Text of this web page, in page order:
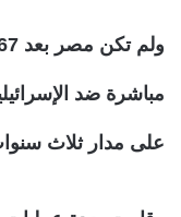
مباشرة ضد
على مدار ثلاث